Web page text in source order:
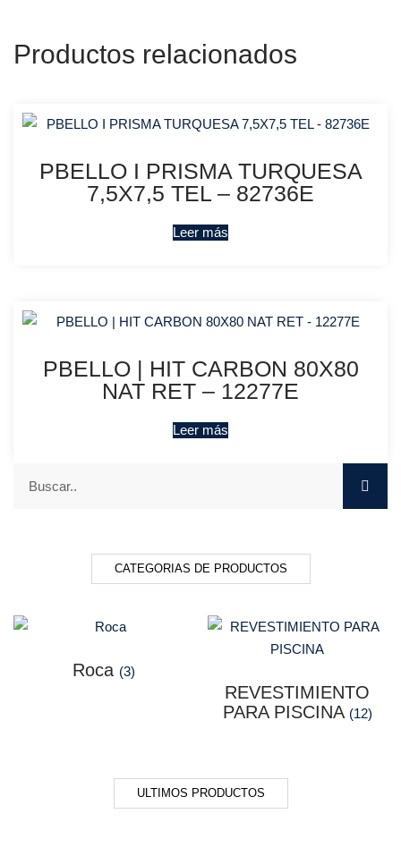
Productos relacionados
PBELLO I PRISMA TURQUESA
7,5X7,5 TEL – 82736E
Leer más
PBELLO | HIT CARBON 80X80
NAT RET – 12277E
Leer más
CATEGORIAS DE PRODUCTOS
Roca (3)
REVESTIMIENTO
PARA PISCINA (12)
ULTIMOS PRODUCTOS